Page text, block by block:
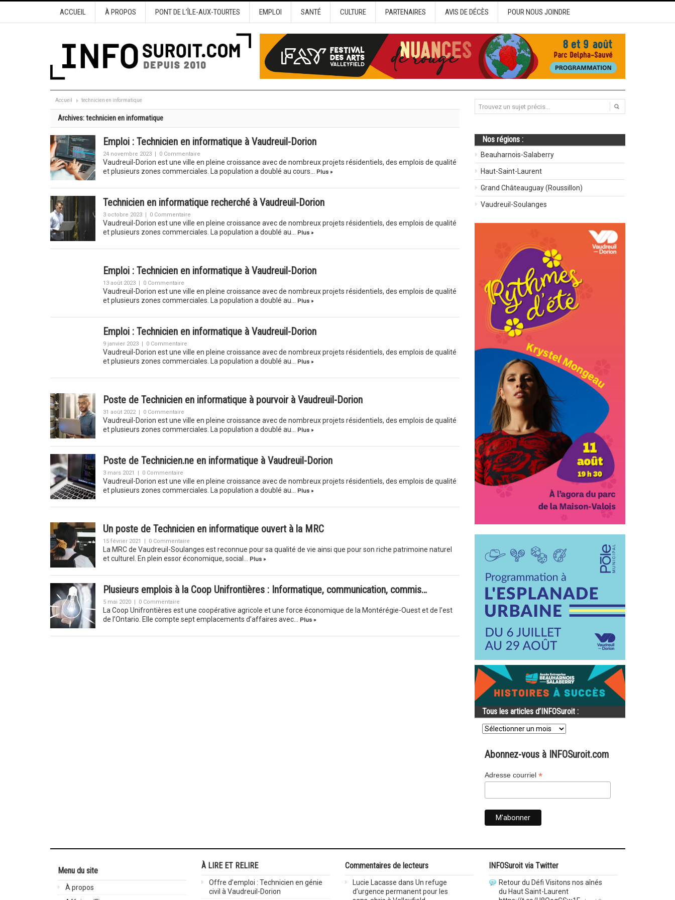
ACCUEIL À PROPOS PONT DE L’ÎLE-AUX-TOURTES EMPLOI SANTÉ CULTURE PARTENAIRES AVIS DE DÉCÈS POUR NOUS JOINDRE
Accueil technicien en informatique
Archives:technicien en informatique
Emploi : Technicien en informatique à Vaudreuil-Dorion
24 novembre 2023 | 0 Commentaire
Vaudreuil-Dorion est une ville en pleine croissance avec de nombreux projets résidentiels, des emplois de qualité
et plusieurs zones commerciales. La population a doublé au cours…
Plus »
Technicien en informatique recherché à Vaudreuil-Dorion
3 octobre 2023 | 0 Commentaire
Vaudreuil-Dorion est une ville en pleine croissance avec de nombreux projets résidentiels, des emplois de qualité
et plusieurs zones commerciales. La population a doublé au…
Plus »
Emploi : Technicien en informatique à Vaudreuil-Dorion
13 août 2023 | 0 Commentaire
Vaudreuil-Dorion est une ville en pleine croissance avec de nombreux projets résidentiels, des emplois de qualité
et plusieurs zones commerciales. La population a doublé au…
Plus »
Emploi : Technicien en informatique à Vaudreuil-Dorion
9 janvier 2023 | 0 Commentaire
Vaudreuil-Dorion est une ville en pleine croissance avec de nombreux projets résidentiels, des emplois de qualité
et plusieurs zones commerciales. La population a doublé au…
Plus »
Poste de Technicien en informatique à pourvoir à Vaudreuil-Dorion
31 août 2022 | 0 Commentaire
Vaudreuil-Dorion est une ville en pleine croissance avec de nombreux projets résidentiels, des emplois de qualité
et plusieurs zones commerciales. La population a doublé au…
Plus »
Poste de Technicien.ne en informatique à Vaudreuil-Dorion
3 mars 2021 | 0 Commentaire
Vaudreuil-Dorion est une ville en pleine croissance avec de nombreux projets résidentiels, des emplois de qualité
et plusieurs zones commerciales. La population a doublé au…
Plus »
Un poste de Technicien en informatique ouvert à la MRC
15 février 2021 | 0 Commentaire
La MRC de Vaudreuil-Soulanges est reconnue pour sa qualité de vie ainsi que pour son riche patrimoine naturel
et culturel. En plein essor économique, social…
Plus »
Plusieurs emplois à la Coop Unifrontières : Informatique, communication, commis…
5 mai 2020 | 0 Commentaire
La Coop Unifrontières est une coopérative agricole et une force économique de la Montérégie-Ouest et de l’est
de l’Ontario. Elle compte sept emplacements d’affaires avec…
Plus »
Nos régions :
Beauharnois-Salaberry
Haut-Saint-Laurent
Grand Châteauguay (Roussillon)
Vaudreuil-Soulanges
Tous les articles d’INFOSuroit :
Tous
les
d’INFOSuroit
Abonnez-vous à INFOSuroit.com
Adresse courriel *
Menu du site
À propos
À LIRE ET RELIRE
Offre d’emploi : Technicien en génie
civil à Vaudreuil-Dorion
Commentaires de lecteurs
Lucie Lacasse dans Un refuge
d’urgence permanent pour les
INFOSuroit via Twitter
Retour du Défi Visitons nos aînés
du Haut Saint-Laurent